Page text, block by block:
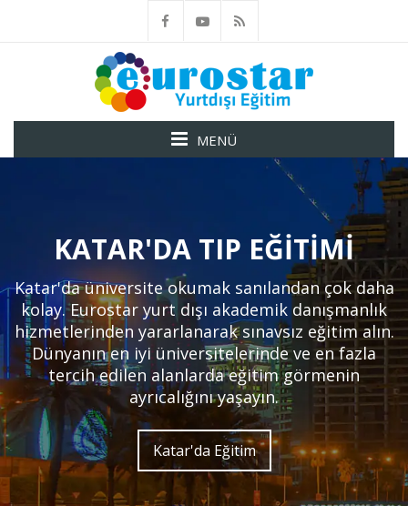
MENÜ
KATAR'DA TIP EĞITIMI
Katar'da üniversite okumak sanılandan çok daha
kolay. Eurostar yurt dışı akademik danışmanlık
hizmetlerinden yararlanarak sınavsız eğitim alın.
Dünyanın en iyi üniversitelerinde ve en fazla
tercih edilen alanlarda eğitim görmenin
ayrıcalığını yaşayın.
Katar'da Eğitim